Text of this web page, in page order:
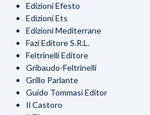
Edizioni Efesto
Edizioni Ets
Edizioni Mediterrane
Fazi Editore S.R.L.
Feltrinelli Editore
Gribaudo-Feltrinelli
Grillo Parlante
Guido Tommasi Editor
Il Castoro